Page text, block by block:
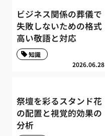
ビジネス関係の葬儀で
失敗しないための格式
高い敬語と対応
2026.06.28
知識
祭壇を彩るスタンド花
の配置と視覚的効果の
分析